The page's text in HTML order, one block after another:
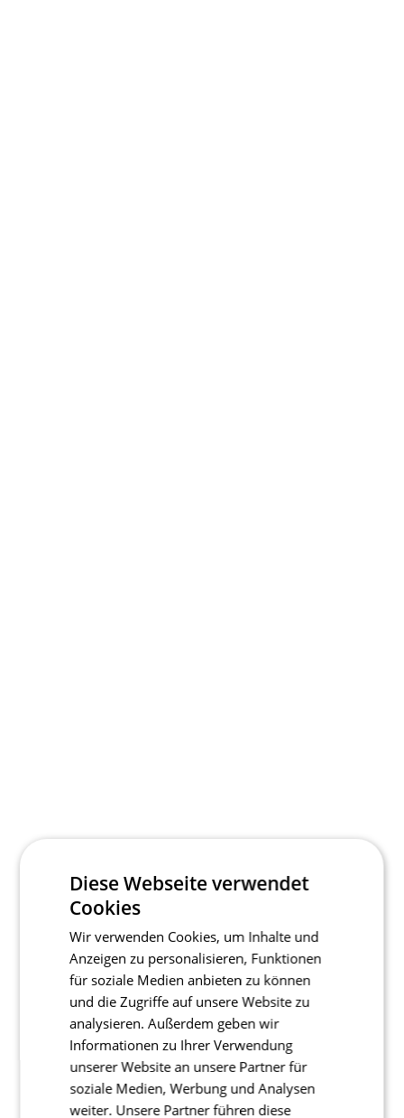
Diese Webseite verwendet
Cookies
Wir verwenden Cookies, um Inhalte und
Anzeigen zu personalisieren, Funktionen
für soziale Medien anbieten zu können
und die Zugriffe auf unsere Website zu
analysieren. Außerdem geben wir
Informationen zu Ihrer Verwendung
unserer Website an unsere Partner für
soziale Medien, Werbung und Analysen
weiter. Unsere Partner führen diese